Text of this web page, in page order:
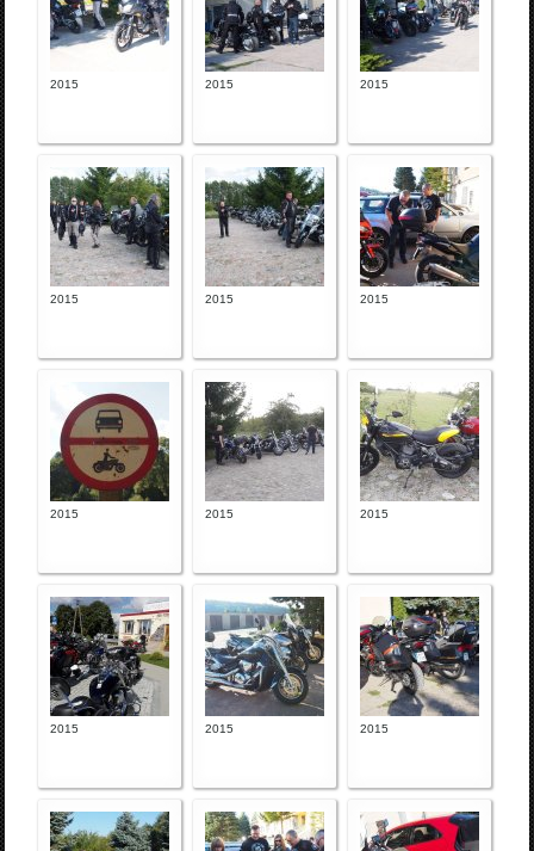
2015 2015 2015
2015 2015 2015
2015 2015 2015
2015 2015 2015